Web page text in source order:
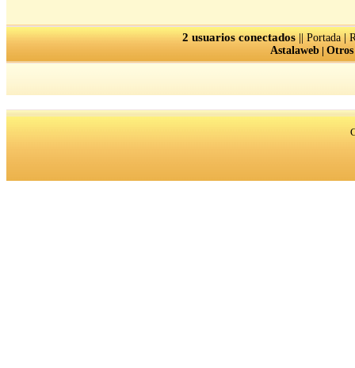
2 usuarios conectados||Portada|
Astalaweb|